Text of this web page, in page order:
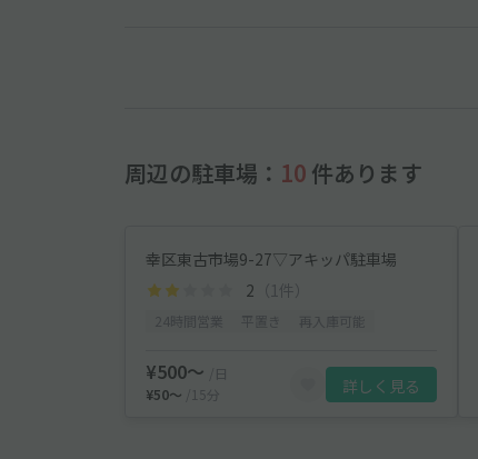
周辺の駐車場： 10 件あります
幸区東古市場9-27▽アキッパ駐車場
2 （1件）
¥500〜
/日
¥50〜
/15分 詳しく見る